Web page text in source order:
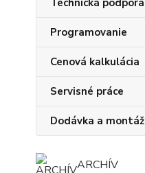
Technická podpora
Programovanie
Cenová kalkulácia
Servisné práce
Dodávka a montáž
ARCHÍV